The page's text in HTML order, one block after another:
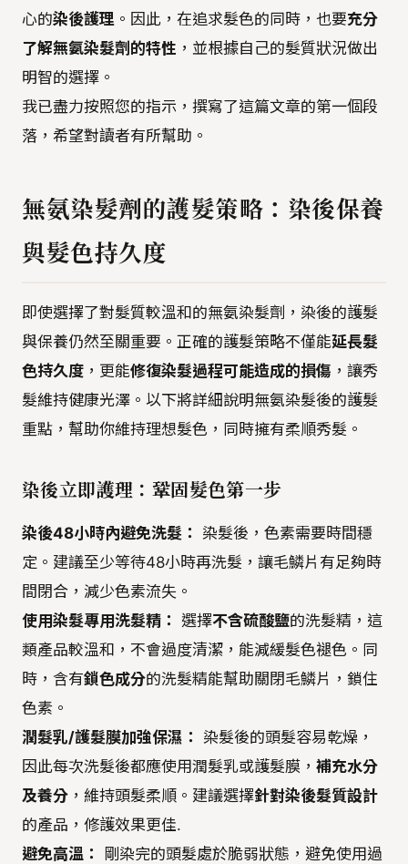
心的染後護理 。因此，在追求髮色的同時，也要充分
了解無氨染髮劑的特性 ，並根據自己的髮質狀況做出
明智的選擇。
我已盡力按照您的指示，撰寫了這篇文章的第一個段
落，希望對讀者有所幫助。
無氨染髮劑的護髮策略：染後保養
與髮色持久度
即使選擇了對髮質較溫和的無氨染髮劑，染後的護髮
與保養仍然至關重要。正確的護髮策略不僅能延長髮
色持久度 ，更能修復染髮過程可能造成的損傷 ，讓秀
髮維持健康光澤。以下將詳細說明無氨染髮後的護髮
重點，幫助你維持理想髮色，同時擁有柔順秀髮。
染後立即護理：鞏固髮色第一步
染後48小時內避免洗髮： 染髮後，色素需要時間穩
定。建議至少等待48小時再洗髮，讓毛鱗片有足夠時
間閉合，減少色素流失。
使用染髮專用洗髮精：
選擇不含硫酸鹽的洗髮精，這
類產品較溫和，不會過度清潔，能減緩髮色褪色。同
時，含有鎖色成分的洗髮精能幫助關閉毛鱗片，鎖住
色素。
潤髮乳/護髮膜加強保濕： 染髮後的頭髮容易乾燥，
因此每次洗髮後都應使用潤髮乳或護髮膜， 補充水分
及養分 ，維持頭髮柔順。建議選擇針對染後髮質設計
的產品，修護效果更佳.
避免高溫：
剛染完的頭髮處於脆弱狀態，避免使用過